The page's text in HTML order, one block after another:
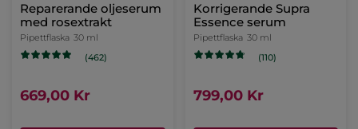
Reparerande oljeserum
med rosextrakt
Pipettflaska 30 ml
(462)
669,00 Kr
Korrigerande Supra
Essence serum
Pipettflaska 30 ml
(110)
799,00 Kr